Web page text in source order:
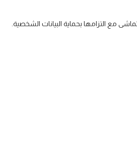
مع التزامها بحماية البيانات الشخصية.